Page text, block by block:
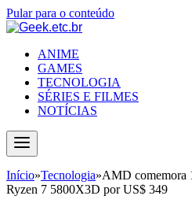
Pular para o conteúdo
ANIME
GAMES
TECNOLOGIA
SÉRIES E FILMES
NOTÍCIAS
Início»Tecnologia»AMD comemora
Ryzen 7 5800X3D por US$ 349